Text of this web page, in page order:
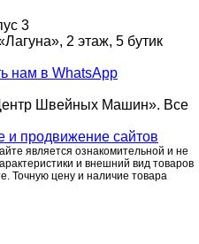
3
2 этаж, 5 бутик
Швейных Машин». Все
является ознакомительной и не
и внешний вид товаров
Точную цену и наличие товара